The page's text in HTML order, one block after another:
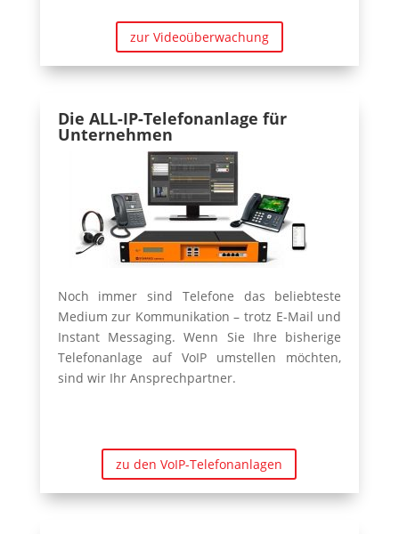
zur Videoüberwachung
Die ALL-IP-Telefonanlage für
Unternehmen
Noch immer sind Telefone das beliebteste
Medium zur Kommunikation – trotz E-Mail und
Instant Messaging. Wenn Sie Ihre bisherige
Telefonanlage auf VoIP umstellen möchten,
sind wir Ihr Ansprechpartner.
zu den VoIP-Telefonanlagen